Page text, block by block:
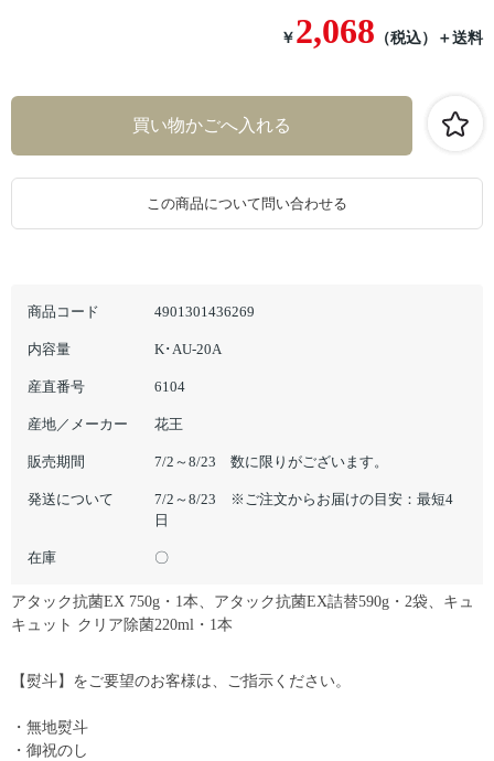
￥ 2,068 （税込） ＋送料
商品コード 4901301436269
内容量 K･AU-20A
産直番号 6104
産地／メーカー 花王
販売期間 7/2～8/23 数に限りがございます。
発送について
7/2～8/23 ※ご注文からお届けの目安：最短4
日
在庫 〇
この商品について問い合わせる
アタック抗菌EX 750g・1本、アタック抗菌EX詰替590g・2袋、キュ
キュット クリア除菌220ml・1本
【熨斗】をご要望のお客様は、ご指示ください。
・無地熨斗
・御祝のし